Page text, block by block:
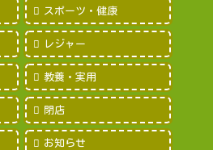
スポーツ・健康
レジャー
教養・実用
閉店
お知らせ